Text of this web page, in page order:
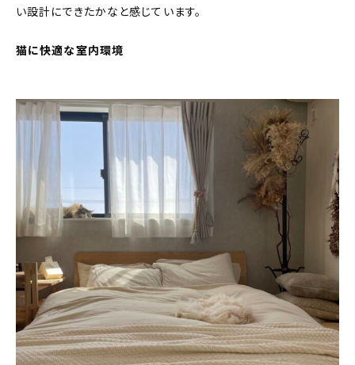
い設計にできたかなと感じています。
猫に快適な室内環境